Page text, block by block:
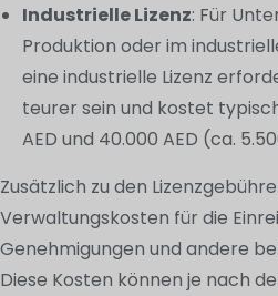
Industrielle Lizenz: Für
Produktion oder im
eine industrielle Lizenz
teurer sein und kostet
AED und 40.000 AED (ca.
Zusätzlich zu den
Verwaltungskosten für die
Genehmigungen und andere
Diese Kosten können je nach